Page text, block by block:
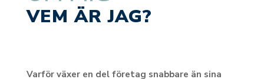
VEM ÄR JAG?
Varför växer en del företag snabbare än sina